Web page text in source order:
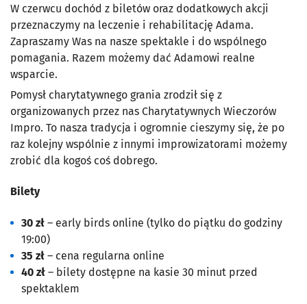
W czerwcu dochód z biletów oraz dodatkowych akcji
przeznaczymy na leczenie i rehabilitację Adama.
Zapraszamy Was na nasze spektakle i do wspólnego
pomagania. Razem możemy dać Adamowi realne
wsparcie.
Pomysł charytatywnego grania zrodził się z
organizowanych przez nas Charytatywnych Wieczorów
Impro. To nasza tradycja i ogromnie cieszymy się, że po
raz kolejny wspólnie z innymi improwizatorami możemy
zrobić dla kogoś coś dobrego.
Bilety
30 zł – early birds online (tylko do piątku do godziny
19:00)
35 zł – cena regularna online
40 zł – bilety dostępne na kasie 30 minut przed
spektaklem